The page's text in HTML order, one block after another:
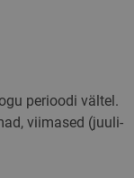
perioodi vältel.
viimased (juuli-